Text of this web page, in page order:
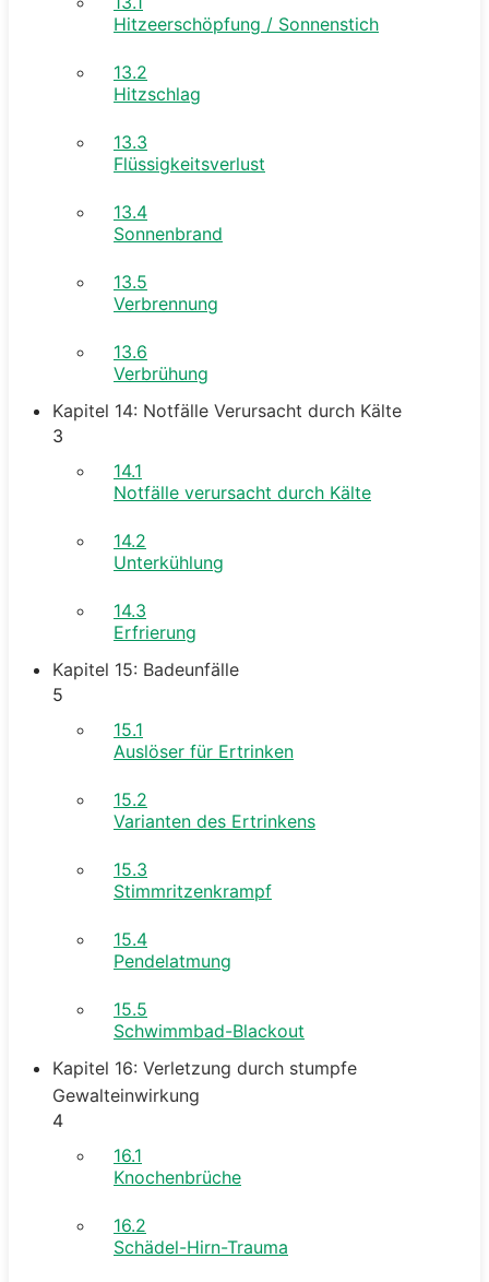
Hitzeerschöpfung / Sonnenstich
13.2
Hitzschlag
13.3
Flüssigkeitsverlust
13.4
Sonnenbrand
13.5
Verbrennung
13.6
Verbrühung
Kapitel 14: Notfälle Verursacht durch Kälte
3
14.1
Notfälle verursacht durch Kälte
14.2
Unterkühlung
14.3
Erfrierung
Kapitel 15: Badeunfälle
5
15.1
Auslöser für Ertrinken
15.2
Varianten des Ertrinkens
15.3
Stimmritzenkrampf
15.4
Pendelatmung
15.5
Schwimmbad-Blackout
Kapitel 16: Verletzung durch stumpfe
Gewalteinwirkung
4
16.1
Knochenbrüche
16.2
Schädel-Hirn-Trauma